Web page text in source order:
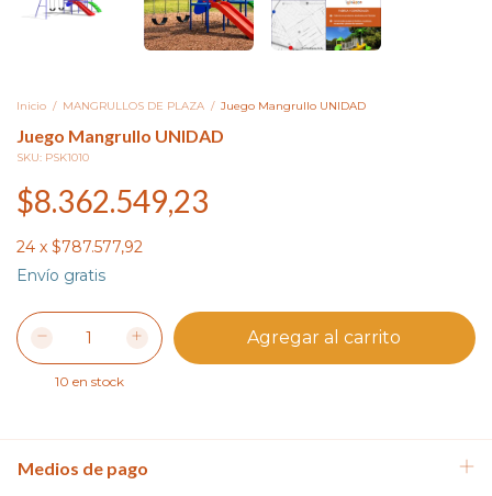
Inicio / MANGRULLOS DE PLAZA / Juego Mangrullo UNIDAD
Juego Mangrullo UNIDAD
SKU: PSK1010
$8.362.549,23
24 x $787.577,92
Envío gratis
10 en stock
Medios de pago